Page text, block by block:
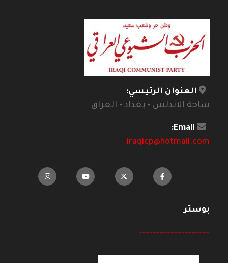
العنوان الرئيسي:
ساحة الاندلس - بغداد - العراق
Email:
iraqicp@hotmail.com
بوستر
--------------------